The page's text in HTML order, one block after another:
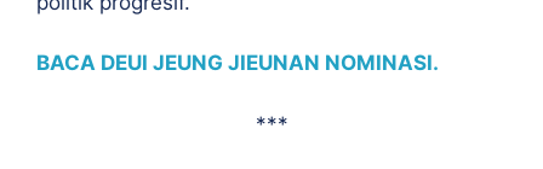
BACA DEUI JEUNG JIEUNAN NOMINASI.
***